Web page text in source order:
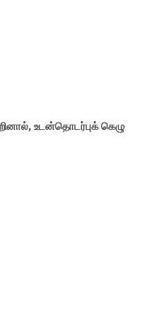
உடன்தொடர்புக் கெழு